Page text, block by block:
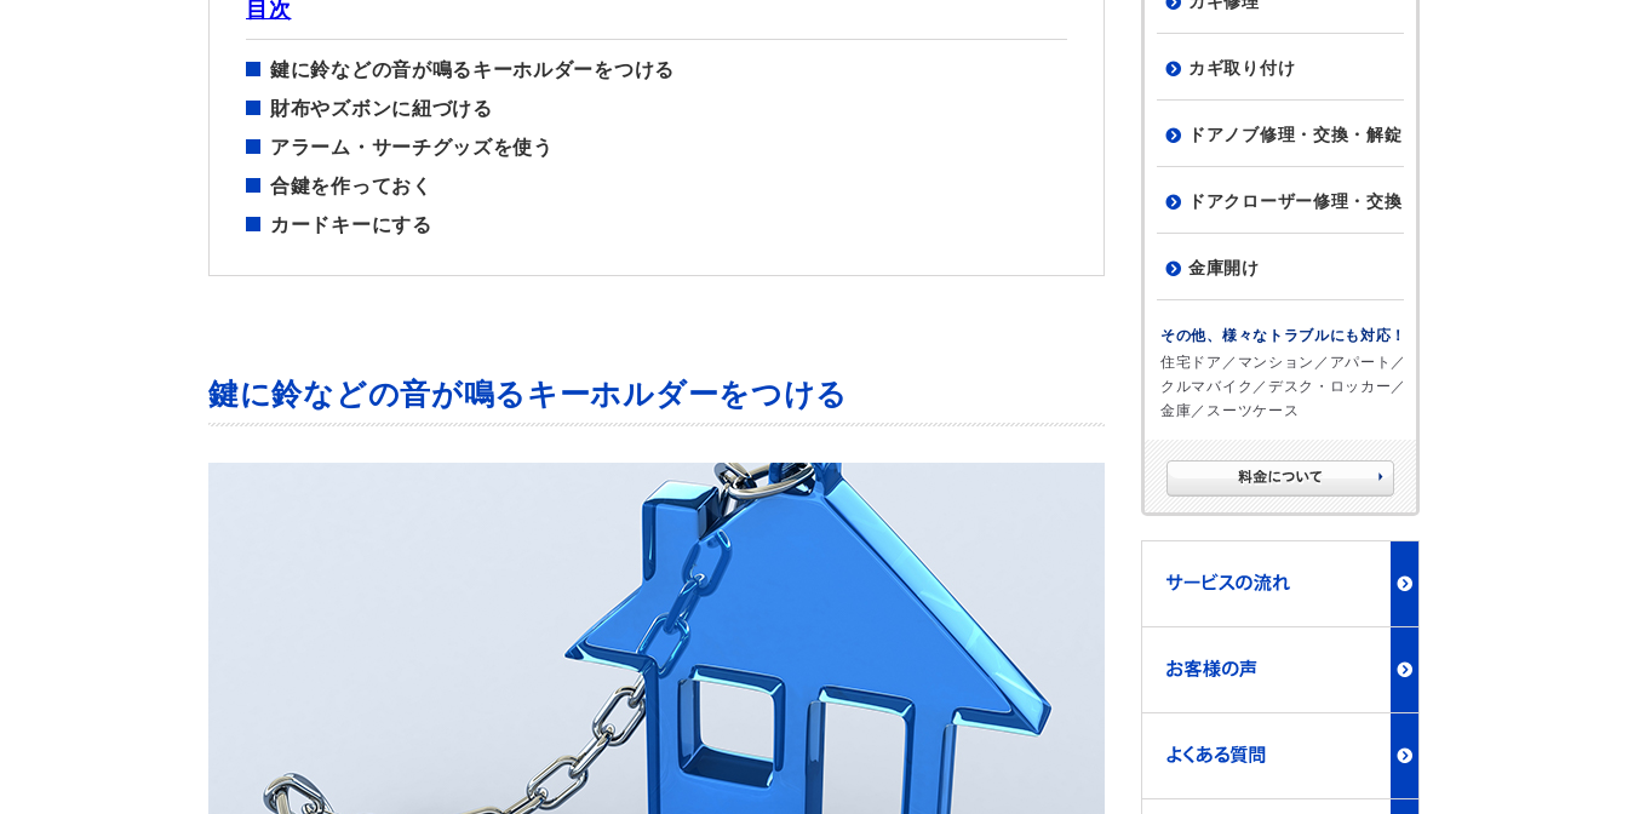
目次
鍵に鈴などの音が鳴るキーホルダーをつける
財布やズボンに紐づける
アラーム・サーチグッズを使う
合鍵を作っておく
カードキーにする
鍵に鈴などの音が鳴るキーホルダーをつける
カギ取り付け
ドアノブ修理・交換・解錠
ドアクローザー修理・交換
金庫開け
その他、様々なトラブルにも対応！
住宅ドア／マンション／アパート／
クルマバイク／デスク・ロッカー／
金庫／スーツケース